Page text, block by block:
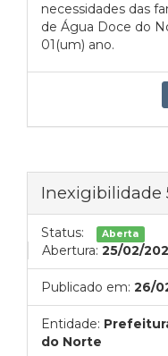
necessidades das
de Água Doce do
01(um) ano.
Inexigibilidade
Status: Aberta
Abertura: 25/02/
Publicado em: 26/
Entidade:
do Norte